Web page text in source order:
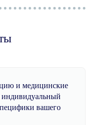
и медицинские
индивидуальный
вашего